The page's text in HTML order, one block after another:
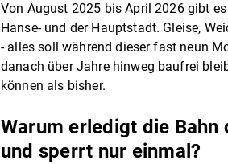
Von August 2025 bis April 2026 gibt
Hanse- und der Hauptstadt. Gleise,
- alles soll während dieser fast neun
danach über Jahre hinweg baufrei
können als bisher.
Warum erledigt die
und sperrt nur einmal?